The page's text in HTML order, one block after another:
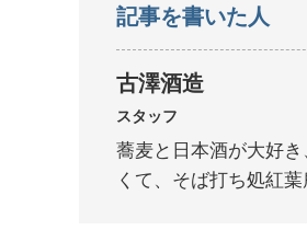
記事を書いた人
古澤酒造
スタッフ
蕎麦と日本酒が大好
くて、そば打ち処紅